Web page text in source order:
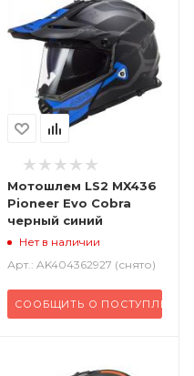
Мотошлем LS2 MX436
Pioneer Evo Cobra
черный синий
Нет в наличии
Арт.: AK404362927 (снято)
СООБЩИТЬ О ПОСТУПЛЕНИИ